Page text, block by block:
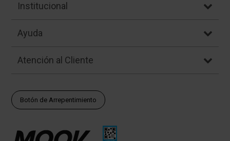
Institucional
Ayuda
Atención al Cliente
Botón de Arrepentimiento